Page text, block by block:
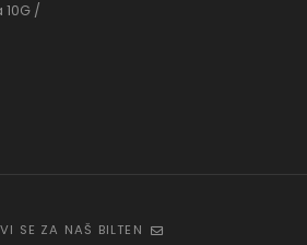
/
SE ZA NAŠ BILTEN